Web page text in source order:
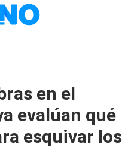
en el
evalúan qué
esquivar los